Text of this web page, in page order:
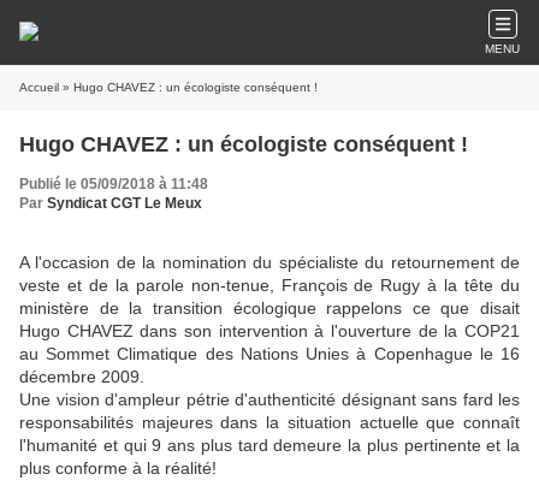
MENU
Accueil » Hugo CHAVEZ : un écologiste conséquent !
Hugo CHAVEZ : un écologiste conséquent !
Publié le 05/09/2018 à 11:48
Par Syndicat CGT Le Meux
A l'occasion de la nomination du spécialiste du retournement de
veste et de la parole non-tenue, François de Rugy à la tête du
ministère de la transition écologique rappelons ce que disait
Hugo CHAVEZ dans son intervention à l'ouverture de la COP21
au Sommet Climatique des Nations Unies à Copenhague le 16
décembre 2009.
Une vision d'ampleur pétrie d'authenticité désignant sans fard les
responsabilités majeures dans la situation actuelle que connaît
l'humanité et qui 9 ans plus tard demeure la plus pertinente et la
plus conforme à la réalité!